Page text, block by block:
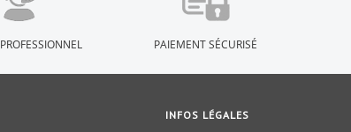
PAIEMENT SÉCURISÉ
INFOS LÉGALES